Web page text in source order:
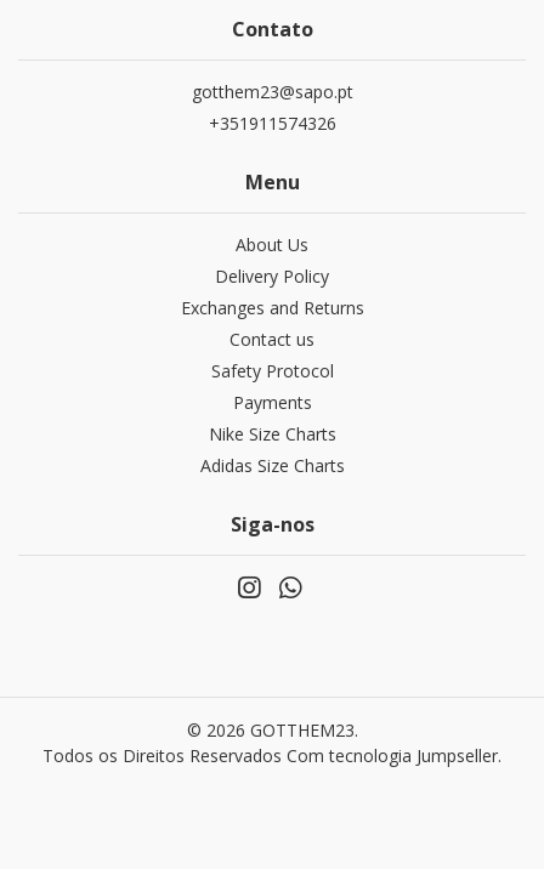
Contato
gotthem23@sapo.pt
+351911574326
Menu
About Us
Delivery Policy
Exchanges and Returns
Contact us
Safety Protocol
Payments
Nike Size Charts
Adidas Size Charts
Siga-nos
© 2026 GOTTHEM23.
Todos os Direitos Reservados Com tecnologia Jumpseller.